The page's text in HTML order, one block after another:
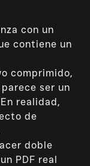
con un
contiene un
comprimido,
ser un
realidad,
de
doble
PDF real